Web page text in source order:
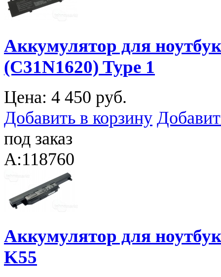
Аккумулятор для
(C31N1620) Type 1
Цена: 4 450 руб.
Добавить в корзину
под заказ
A:118760
Аккумулятор для
K55